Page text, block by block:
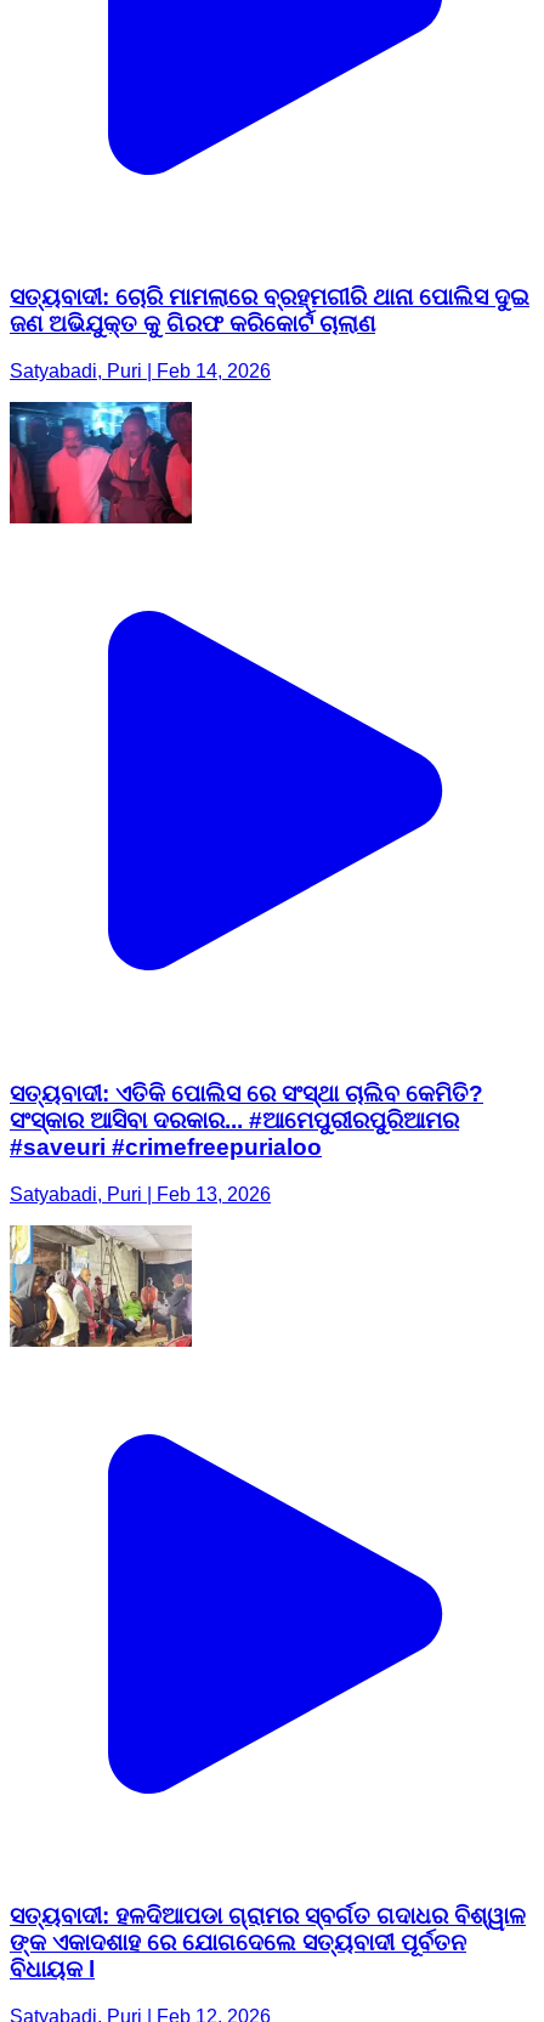
ସତ୍ୟବାଦୀ: ଚୋରି ମାମଲାରେ ବ୍ରହ୍ମଗୀରି ଥାନା ପୋଲିସ ଦୁଇ
ଜଣ ଅଭିଯୁକ୍ତ କୁ ଗିରଫ କରିକୋର୍ଟ ଚାଲାଣ
Satyabadi, Puri | Feb 14, 2026
ସତ୍ୟବାଦୀ: ଏତିକି ପୋଲିସ ରେ ସଂସ୍ଥା ଚାଲିବ କେମିତି?
ସଂସ୍କାର ଆସିବା ଦରକାର... #ଆମେପୁରୀରପୁରିଆମର
#saveuri #crimefreepurialoo
Satyabadi, Puri | Feb 13, 2026
ସତ୍ୟବାଦୀ: ହଳଦିଆପଡା ଗ୍ରାମର ସ୍ବର୍ଗତ ଗଦାଧର ବିଶ୍ୱାଳ
ଙ୍କ ଏକାଦଶାହ ରେ ଯୋଗଦେଲେ ସତ୍ୟବାଦୀ ପୂର୍ବତନ
ବିଧାୟକ l
Satyabadi, Puri | Feb 12, 2026